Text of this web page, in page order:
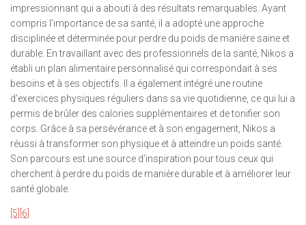
impressionnant qui a abouti à des résultats remarquables. Ayant
compris l’importance de sa santé, il a adopté une approche
disciplinée et déterminée pour perdre du poids de manière saine et
durable. En travaillant avec des professionnels de la santé, Nikos a
établi un plan alimentaire personnalisé qui correspondait à ses
besoins et à ses objectifs. Il a également intégré une routine
d’exercices physiques réguliers dans sa vie quotidienne, ce qui lui a
permis de brûler des calories supplémentaires et de tonifier son
corps. Grâce à sa persévérance et à son engagement, Nikos a
réussi à transformer son physique et à atteindre un poids santé.
Son parcours est une source d’inspiration pour tous ceux qui
cherchent à perdre du poids de manière durable et à améliorer leur
santé globale.
[5] [6]